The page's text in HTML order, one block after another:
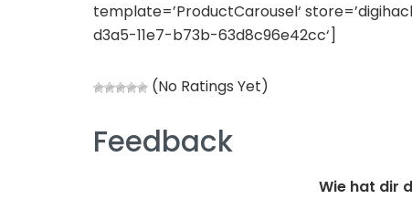
template=’ProductCarousel‘
d3a5-11e7-b73b-63d8c96e42cc‘]
(No Ratings Yet)
Feedback
Wie hat dir